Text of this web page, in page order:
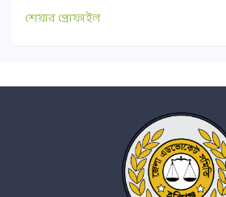
শেয়ার প্রোফাইল